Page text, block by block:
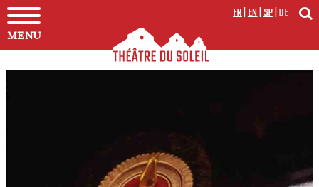
MENU
FR|EN|SP|DE